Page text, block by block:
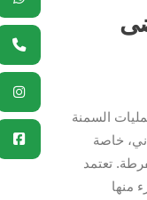
السمنة
خاصة
تعتمد
منها